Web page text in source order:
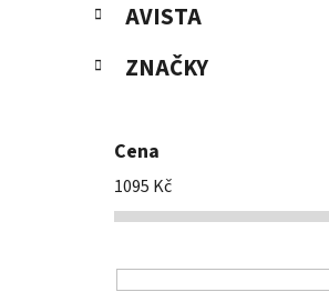
AVISTA
ZNAČKY
Cena
1095 Kč